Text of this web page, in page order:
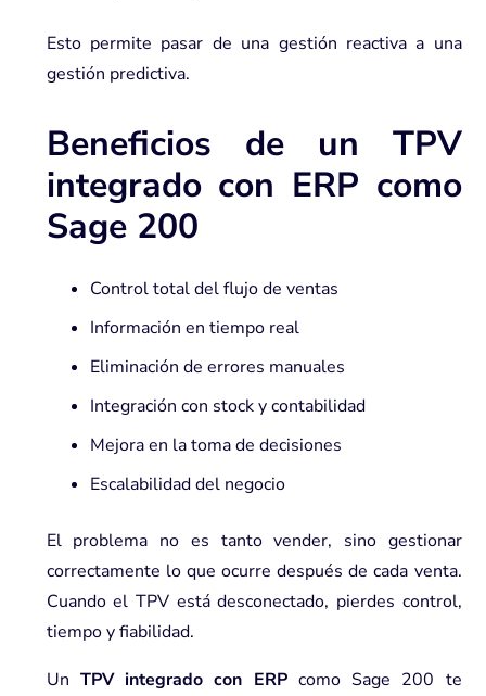
Esto permite pasar de una gestión reactiva a una
gestión predictiva.
Beneficios de un TPV
integrado con ERP como
Sage 200
Control total del flujo de ventas
Información en tiempo real
Eliminación de errores manuales
Integración con stock y contabilidad
Mejora en la toma de decisiones
Escalabilidad del negocio
El problema no es tanto vender, sino gestionar
correctamente lo que ocurre después de cada venta.
Cuando el TPV está desconectado, pierdes control,
tiempo y fiabilidad.
Un TPV integrado con ERPcomo Sage 200 te